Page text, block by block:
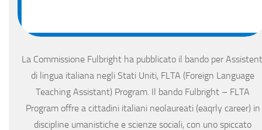
La Commissione Fulbright ha pubblicato il bando per
di lingua italiana negli Stati Uniti, FLTA (Foreign Language
Teaching Assistant) Program. Il bando Fulbright – FLTA
Program offre a cittadini italiani neolaureati (eaqrly career) in
discipline umanistiche e scienze sociali, con uno spiccato